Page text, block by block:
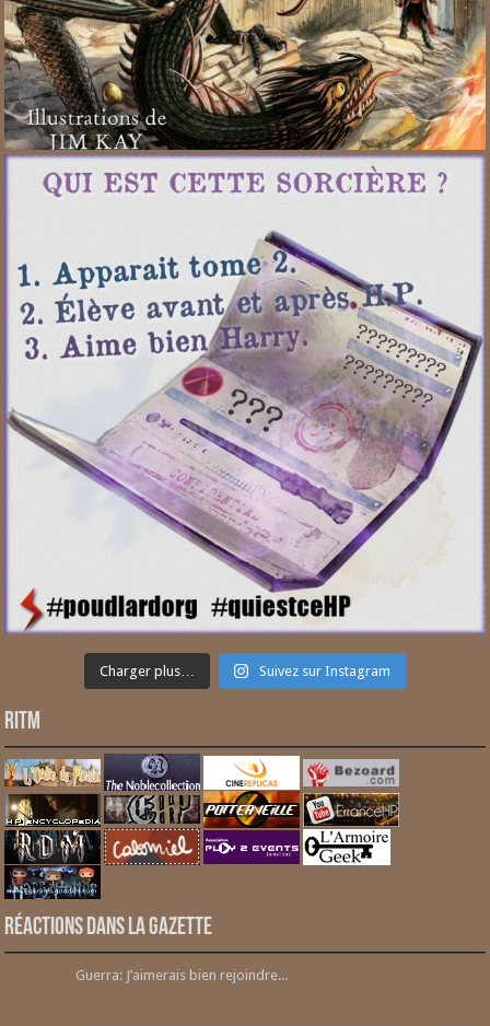
Charger plus… Suivez sur Instagram
RITM
Réactions dans la gazette
Guerra: J’aimerais bien rejoindre...